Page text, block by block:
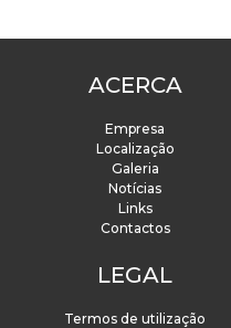
ACERCA
Empresa
Localização
Galeria
Notícias
Links
Contactos
LEGAL
Termos de utilização